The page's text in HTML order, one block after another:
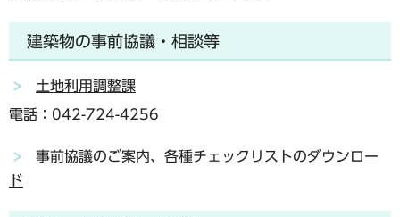
建築物の事前協議・相談等
土地利用調整課
電話：042-724-4256
事前協議のご案内、各種チェックリストのダウンロー
ド